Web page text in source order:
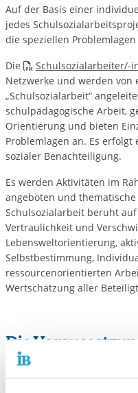
Auf der Basis einer
jedes
die speziellen
Die
Schulsozialarbeiter/-
Netzwerke und werden von
„Schulsozialarbeit“
schulpädagogische Arbeit,
Orientierung und bieten
Problemlagen an. Es
sozialer Benachteiligung.
Es werden Aktivitäten im
angeboten und
Schulsozialarbeit beruht
Vertraulichkeit und
Lebensweltorientierung,
Selbstbestimmung,
ressourcenorientierten
Wertschätzung aller
Die
Beantragung der Projekte
Richtlinie zur Vermeidung